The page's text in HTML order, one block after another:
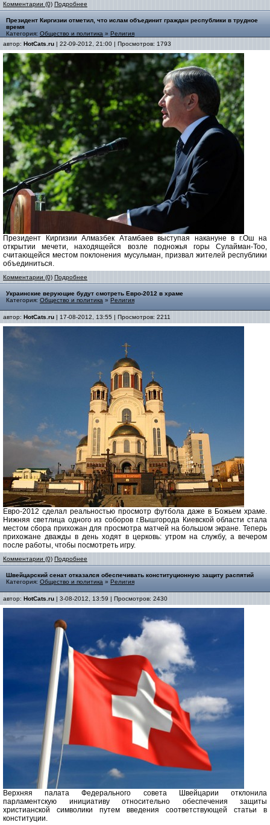
Комментарии (0) Подробнее
Президент Киргизии отметил, что ислам объединит граждан республики в трудное
время
Категория: Общество и политика » Религия
автор: HotCats.ru | 22-09-2012, 21:00 | Просмотров: 1793
Президент Киргизии Алмазбек Атамбаев выступая накануне в г.Ош на
открытии мечети, находящейся возле подножья горы Сулайман-Тоо,
считающейся местом поклонения мусульман, призвал жителей республики
объединиться.
Комментарии (0) Подробнее
Украинские верующие будут смотреть Евро-2012 в храме
Категория: Общество и политика » Религия
автор: HotCats.ru | 17-08-2012, 13:55 | Просмотров: 2211
Евро-2012 сделал реальностью просмотр футбола даже в Божьем храме.
Нижняя светлица одного из соборов г.Вышгорода Киевской области стала
местом сбора прихожан для просмотра матчей на большом экране. Теперь
прихожане дважды в день ходят в церковь: утром на службу, а вечером
после работы, чтобы посмотреть игру.
Комментарии (0) Подробнее
Швейцарский сенат отказался обеспечивать конституционную защиту распятий
Категория: Общество и политика » Религия
автор: HotCats.ru | 3-08-2012, 13:59 | Просмотров: 2430
Верхняя палата Федерального совета Швейцарии отклонила
парламентскую инициативу относительно обеспечения защиты
христианской символики путем введения соответствующей статьи в
конституции.